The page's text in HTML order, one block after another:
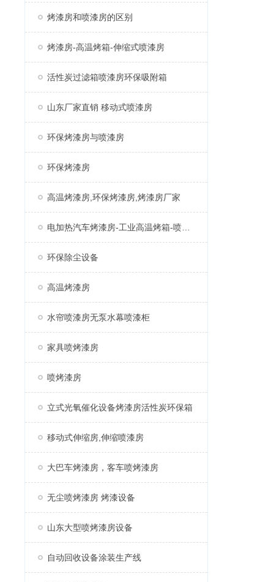
烤漆房和喷漆房的区别
烤漆房-高温烤箱-伸缩式喷漆房
活性炭过滤箱喷漆房环保吸附箱
山东厂家直销 移动式喷漆房
环保烤漆房与喷漆房
环保烤漆房
高温烤漆房,环保烤漆房,烤漆房厂家
环保除尘设备
高温烤漆房
水帘喷漆房无泵水幕喷漆柜
家具喷烤漆房
喷烤漆房
立式光氧催化设备烤漆房活性炭环保箱
移动式伸缩房,伸缩喷漆房
大巴车烤漆房，客车喷烤漆房
无尘喷烤漆房 烤漆设备
山东大型喷烤漆房设备
自动回收设备涂装生产线